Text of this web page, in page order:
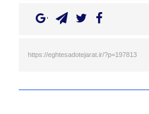
https://eghtesadotejarat.ir/?p=197813